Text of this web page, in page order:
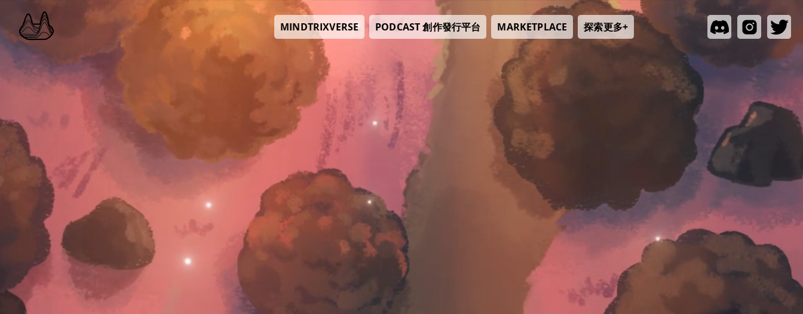
MINDTRIXVERSE PODCAST 創作發行平台 MARKETPLACE 探索更多+